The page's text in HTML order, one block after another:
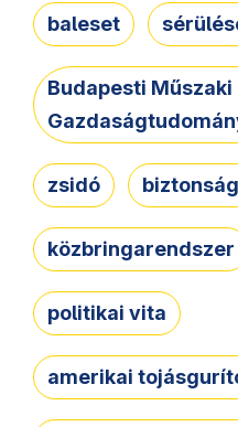
baleset
Budapesti Műszaki
zsidó
közbringarendszer
politikai vita
amerikai